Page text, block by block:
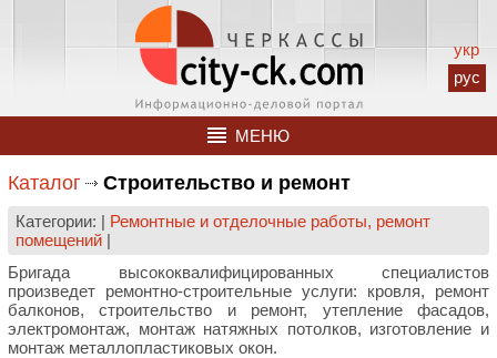
укр
рус
МЕНЮ
Каталог Строительство и ремонт
Категории: | Ремонтные и отделочные работы, ремонт
помещений |
Бригада высококвалифицированных специалистов
произведет ремонтно-строительные услуги: кровля, ремонт
балконов, строительство и ремонт, утепление фасадов,
электромонтаж, монтаж натяжных потолков, изготовление и
монтаж металлопластиковых окон.